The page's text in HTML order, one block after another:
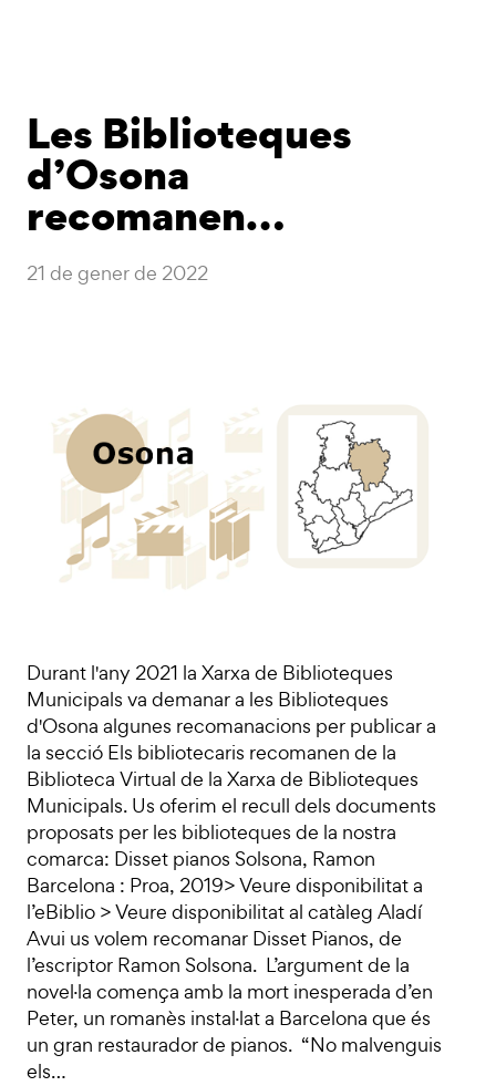
Les Biblioteques
d’Osona
recomanen…
21 de gener de 2022
Durant l'any 2021 la Xarxa de Biblioteques
Municipals va demanar a les Biblioteques
d'Osona algunes recomanacions per publicar a
la secció Els bibliotecaris recomanen de la
Biblioteca Virtual de la Xarxa de Biblioteques
Municipals. Us oferim el recull dels documents
proposats per les biblioteques de la nostra
comarca: Disset pianos Solsona, Ramon
Barcelona : Proa, 2019> Veure disponibilitat a
l’eBiblio > Veure disponibilitat al catàleg Aladí
Avui us volem recomanar Disset Pianos, de
l’escriptor Ramon Solsona. L’argument de la
novel·la comença amb la mort inesperada d’en
Peter, un romanès instal·lat a Barcelona que és
un gran restaurador de pianos. “No malvenguis
els…